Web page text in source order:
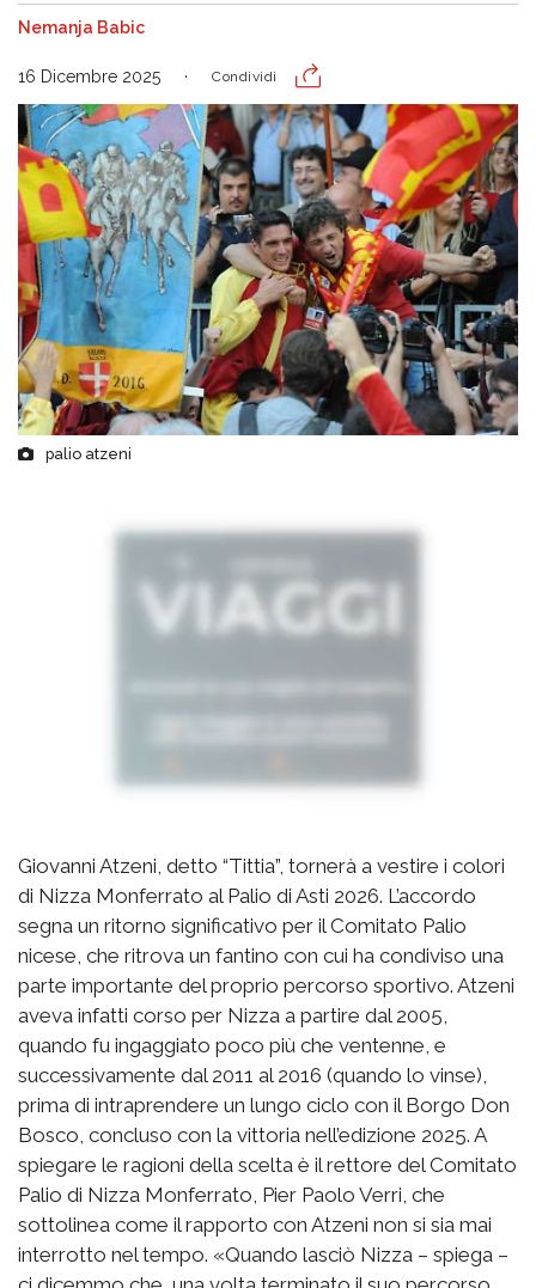
Nemanja Babic
16 Dicembre 2025 Condividi
palio atzeni
Giovanni Atzeni, detto “Tittia”, tornerà a vestire i colori
di Nizza Monferrato al Palio di Asti 2026. L’accordo
segna un ritorno significativo per il Comitato Palio
nicese, che ritrova un fantino con cui ha condiviso una
parte importante del proprio percorso sportivo. Atzeni
aveva infatti corso per Nizza a partire dal 2005,
quando fu ingaggiato poco più che ventenne, e
successivamente dal 2011 al 2016 (quando lo vinse),
prima di intraprendere un lungo ciclo con il Borgo Don
Bosco, concluso con la vittoria nell’edizione 2025. A
spiegare le ragioni della scelta è il rettore del Comitato
Palio di Nizza Monferrato, Pier Paolo Verri, che
sottolinea come il rapporto con Atzeni non si sia mai
interrotto nel tempo. «Quando lasciò Nizza – spiega –